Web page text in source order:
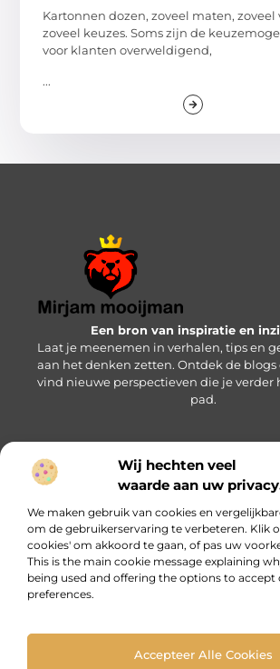
Wij hechten veel
waarde aan uw
We maken gebruik van cookies en
om de gebruikerservaring te verbeteren. Klik
cookies' om akkoord te gaan, of pas uw
This is the main cookie message explaining
being used and offering the options to accept
preferences.
Accepteer Alle Cookies
Kartonnen dozen, zoveel maten, zoveel
zoveel keuzes. Soms zijn de
voor klanten overweldigend,
...
Een bron van inspiratie en
Laat je meenemen in verhalen, tips en
aan het denken zetten. Ontdek de
vind nieuwe perspectieven die je verder
pad.
Bericht categorie
Onze informatie
Website index Cookiebeleid (EU)